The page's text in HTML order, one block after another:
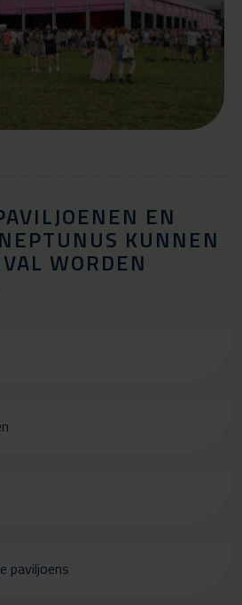
EN
KUNNEN
WORDEN
paviljoens